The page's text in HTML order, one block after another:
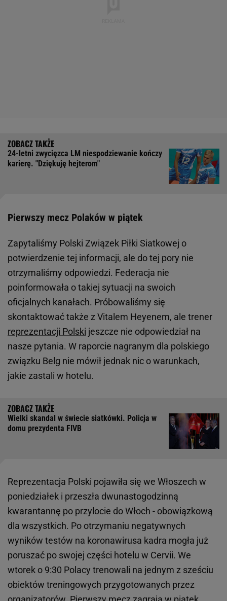
24-letni zwycięzca LM niespodziewanie kończy
karierę. "Dziękuję hejterom"
Pierwszy mecz Polaków w piątek
Zapytaliśmy Polski Związek Piłki Siatkowej o
potwierdzenie tej informacji, ale do tej pory nie
otrzymaliśmy odpowiedzi. Federacja nie
poinformowała o takiej sytuacji na swoich
oficjalnych kanałach. Próbowaliśmy się
skontaktować także z Vitalem Heyenem, ale trener
reprezentacji Polski jeszcze nie odpowiedział na
nasze pytania. W raporcie nagranym dla polskiego
związku Belg nie mówił jednak nic o warunkach,
jakie zastali w hotelu.
Wielki skandal w świecie siatkówki. Policja w
domu prezydenta FIVB
Reprezentacja Polski pojawiła się we Włoszech w
poniedziałek i przeszła dwunastogodzinną
kwarantannę po przylocie do Włoch - obowiązkową
dla wszystkich. Po otrzymaniu negatywnych
wyników testów na koronawirusa kadra mogła już
poruszać po swojej części hotelu w Cervii. We
wtorek o 9:30 Polacy trenowali na jednym z sześciu
obiektów treningowych przygotowanych przez